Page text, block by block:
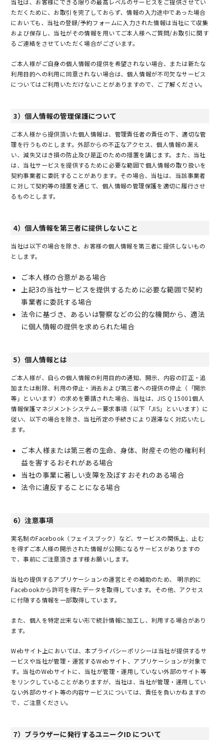
ただくために、お取引を完了しておらず、情報の入力途中であった場合
においても、当社の登録/予約フォームに入力された情報は当社にて収集
および保存し、当社がその情報を用いてご本人様へご質問/お取引に関す
るご連絡をさせていただく場合がございます。
ご本人様がご自身の個人情報の提供を希望されない場合、または新たな
利用目的への利用に同意されない場合は、個人情報が不可欠なサービス
についてはご利用いただけないことがありますので、ご了解ください。
3）個人情報の管理保護について
ご本人様から提供頂いた個人情報は、管理責任者の責任の下、適切な管
理を行うものとします。外部からの不正なアクセス、個人情報の漏え
い、減失又はき損の防止及び是正のための措置を講じます。また、当社
は、当社サービスを提供するために必要な範囲で個人情報の取り扱いを
契約事業者に委託することがあります。その場合、当社は、当該事業者
に対して契約等の措置を通じて、個人情報の管理保護を適切に履行させ
るものとします。
4）個人情報を第三者に提供しないこと
当社は以下の場合を除き、お客様の個人情報を第三者に提供しないもの
とします。
ご本人様の合意がある場合
上記3の当社サービスを提供するために必要な範囲で契約
事業者に委託する場合
法令に基づき、あるいは警察などの公的な機関から、適法
に個人情報の提供を求められた場合
5）個人情報とは
ご本人様が、自らの個人情報の利用目的の通知、開示、内容の訂正・追
加または削除、利用の停止・消去および第三者への提供の停止（「開示
等」といいます）の求めを要請された場合、当社は、JIS Q 15001個人
情報保護マネジメントシステム－要求事項（以下「JIS」といいます）に
従い、以下の場合を除き、当社所定の手続きにより遅滞なく対応いたし
ます。
ご本人様または第三者の生命、身体、財産その他の権利利
益を害するおそれがある場合
当社の事業に著しい支障を及ぼすおそれのある場合
法令に違反することになる場合
6）注意事項
実名制のFacebook（フェイスブック）など、サービスの関係上、止む
を得ずご本人様の開示された情報が公開になるサービスがありますの
で、事前にご注意頂きます様お願いします。
当社の提供するアプリケーションの運営とその補助のため、 明示的に
Facebookから許可を得たデータを取得しています。その他、アクセス
に付随する情報を一部取得しています。
また、個人を特定出来ない形で統計情報に加工し、利用する場合があり
ます。
Webサイト上においては、本プライバシーポリシーは当社が提供するサ
ービスや当社が管理・運営するWebサイト、アプリケーションが対象で
す。当社のWebサイトに、当社が管理・運用していない外部のサイト等
をリンクしていることがありますが、当社は、当社が管理・運用してい
ない外部のサイト等の内容サービスについては、責任を負いかねますの
で、ご注意ください。
7）ブラウザーに発行するユニークID について